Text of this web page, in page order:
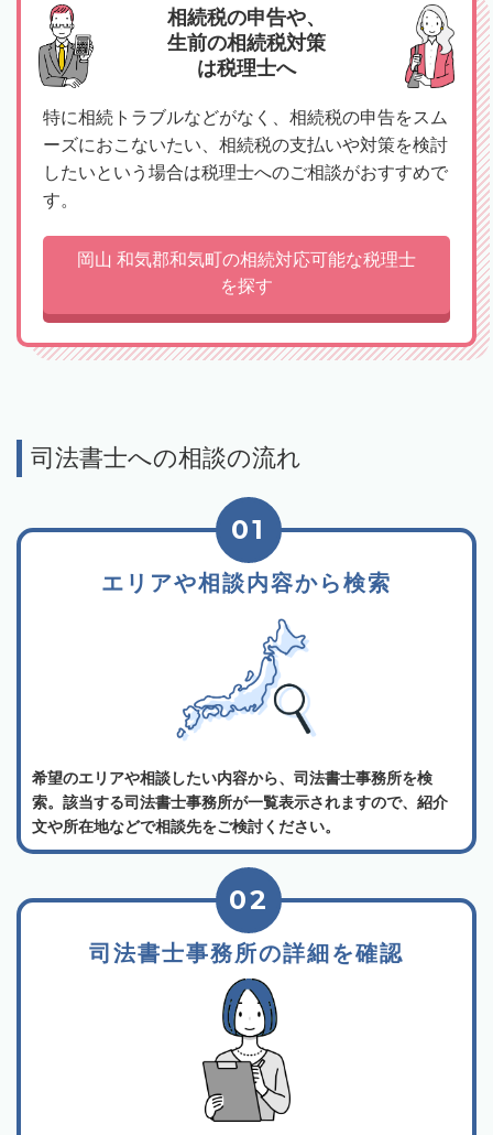
相続税の申告や、
生前の相続税対策
は税理士へ
特に相続トラブルなどがなく、相続税の申告をスム
ーズにおこないたい、相続税の支払いや対策を検討
したいという場合は税理士へのご相談がおすすめで
す。
岡山 和気郡和気町の相続対応可能な税理士
を探す
司法書士への相談の流れ
エリアや相談内容から検索
01
希望のエリアや相談したい内容から、司法書士事務所を検
索。該当する司法書士事務所が一覧表示されますので、紹介
文や所在地などで相談先をご検討ください。
司法書士事務所の詳細を確認
02